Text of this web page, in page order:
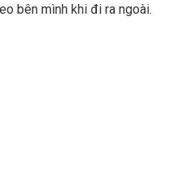
bên mình khi đi ra ngoài.